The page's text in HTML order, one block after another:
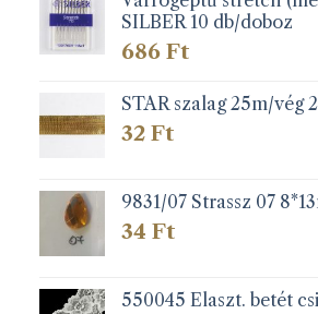
SILBER 10 db/doboz
686 Ft
STAR szalag 25m/vég
32 Ft
9831/07 Strassz 07
34 Ft
550045 Elaszt. betét